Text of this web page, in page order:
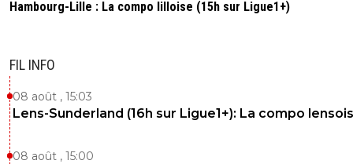
Hambourg-Lille : La compo lilloise (15h sur Ligue1+)
FIL INFO
08 août , 15:03
Lens-Sunderland (16h sur Ligue1+): La compo
08 août , 15:00